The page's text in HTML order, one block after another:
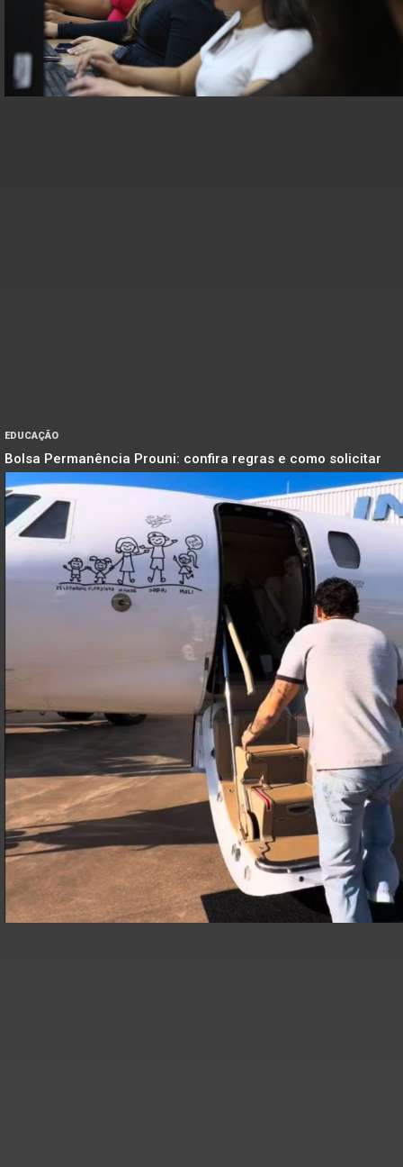
EDUCAÇÃO
Bolsa Permanência Prouni: confira regras e como solicitar